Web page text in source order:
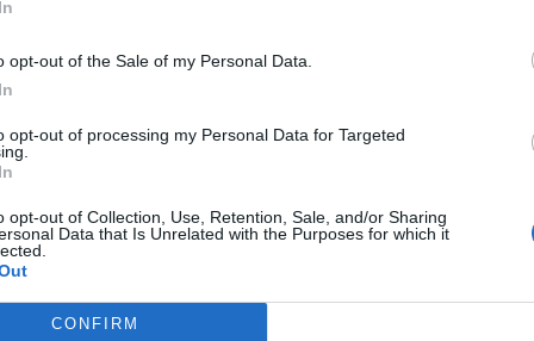
opt-out of the Sale of my Personal Data.
opt-out of processing my Personal Data for Targeted
opt-out of Collection, Use, Retention, Sale, and/or Sharing
Data that Is Unrelated with the Purposes for which it
CONFIRM
nyugalmat biztosító véleménykörnyezet végső soron
ám úgy tűnik, sikertelenül. Így hát visszatérek a
a luxust: jómódú ember vagyok, akit egyszerre fizet Soros
Hogy miért van ez így? Megkísérlem elmagyarázni.